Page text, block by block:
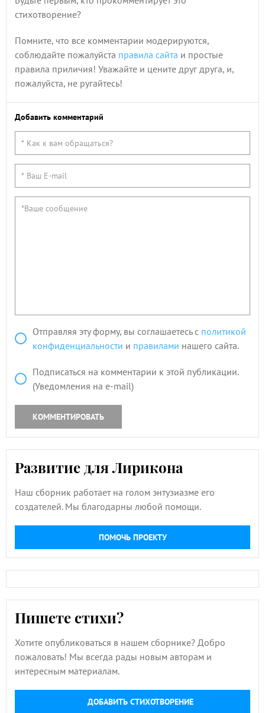
стихотворение?
Помните, что все комментарии модерируются,
соблюдайте пожалуйста правила сайта и простые
правила приличия! Уважайте и цените друг друга, и,
пожалуйста, не ругайтесь!
Добавить комментарий
Отправляя эту форму, вы соглашаетесь с политикой
конфиденциальности и правилами нашего сайта.
Подписаться на комментарии к этой публикации.
(Уведомления на e-mail)
КОММЕНТИРОВАТЬ
Развитие для Лирикона
Наш сборник работает на голом энтузиазме его
создателей. Мы благодарны любой помощи.
ПОМОЧЬ ПРОЕКТУ
Пишете стихи?
Хотите опубликоваться в нашем сборнике? Добро
пожаловать! Мы всегда рады новым авторам и
интересным материалам.
ДОБАВИТЬ СТИХОТВОРЕНИЕ